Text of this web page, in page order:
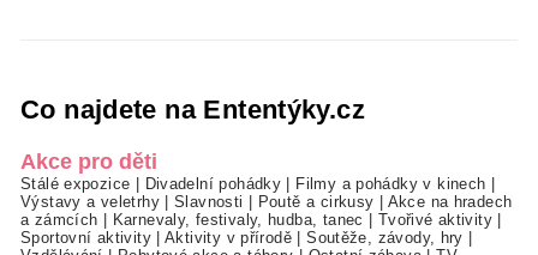
Co najdete na Ententýky.cz
Akce pro děti
Stálé expozice | Divadelní pohádky | Filmy a pohádky v kinech |
Výstavy a veletrhy|Slavnosti | Poutě a cirkusy | Akce na hradech
a zámcích | Karnevaly, festivaly, hudba, tanec | Tvořivé aktivity |
Sportovní aktivity|Aktivity v přírodě |Soutěže, závody, hry |